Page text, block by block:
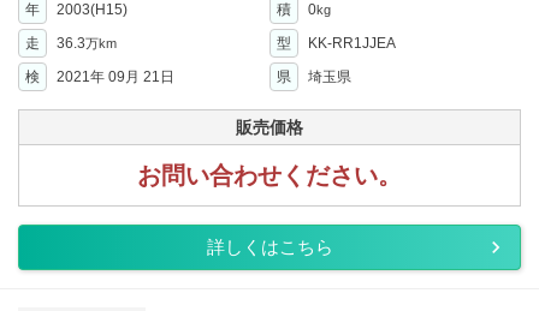
年
2003(H15) 積 0kg
走 36.3万km 型
KK-RR1JJEA
検
2021年 09月 21日 県 埼玉県
販売価格
お問い合わせください。
詳しくはこちら